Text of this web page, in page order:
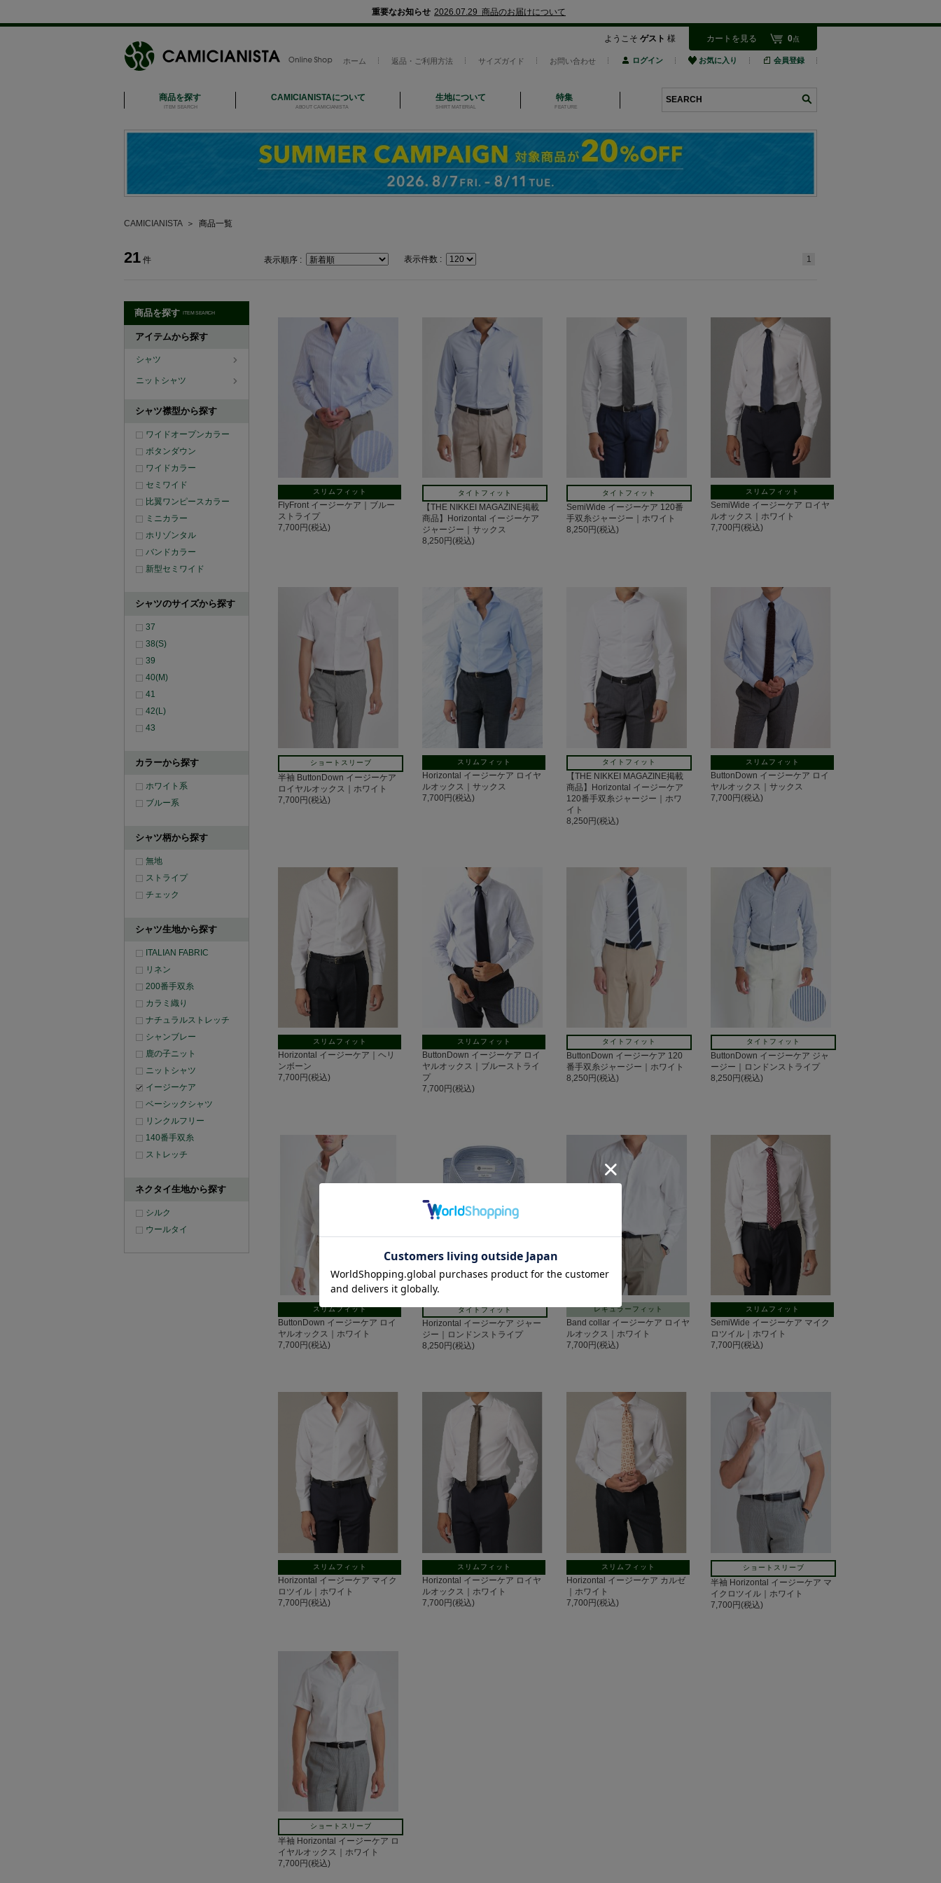
重要なお知らせ 2026.07.29 商品のお届けについて
ようこそ ゲスト 様 カートを見る 0点
ホーム 返品・ご利用方法 サイズガイド お問い合わせ ログイン お気に入り 会員登録
商品を探す
ITEM SEARCH
CAMICIANISTAについて
ABOUT CAMICIANISTA
生地について
SHIRT MATERIAL
特集
FEATURE
CAMICIANISTA＞ 商品一覧
21 件 表示順序 : 表示件数 : 1
商品を探す ITEM SEARCH
アイテムから探す
シャツ
ニットシャツ
シャツ襟型から探す
ワイドオープンカラー
ボタンダウン
ワイドカラー
セミワイド
比翼ワンピースカラー
ミニカラー
ホリゾンタル
バンドカラー
新型セミワイド
シャツのサイズから探す
37
38(S)
39
40(M)
41
42(L)
43
カラーから探す
ホワイト系
ブルー系
シャツ柄から探す
無地
ストライプ
チェック
シャツ生地から探す
ITALIAN FABRIC
リネン
200番手双糸
カラミ織り
ナチュラルストレッチ
シャンブレー
鹿の子ニット
ニットシャツ
イージーケア
ベーシックシャツ
リンクルフリー
140番手双糸
ストレッチ
ネクタイ生地から探す
シルク
ウールタイ
スリムフィット
FlyFront イージーケア｜ブルー
ストライプ
7,700円(税込)
タイトフィット
【THE NIKKEI MAGAZINE掲載
商品】Horizontal イージーケア
ジャージー｜サックス
8,250円(税込)
タイトフィット
SemiWide イージーケア 120番
手双糸ジャージー｜ホワイト
8,250円(税込)
スリムフィット
SemiWide イージーケア ロイヤ
ルオックス｜ホワイト
7,700円(税込)
ショートスリーブ
半袖 ButtonDown イージーケア
ロイヤルオックス｜ホワイト
7,700円(税込)
スリムフィット
Horizontal イージーケア ロイヤ
ルオックス｜サックス
7,700円(税込)
タイトフィット
【THE NIKKEI MAGAZINE掲載
商品】Horizontal イージーケア
120番手双糸ジャージー｜ホワ
イト
8,250円(税込)
スリムフィット
ButtonDown イージーケア ロイ
ヤルオックス｜サックス
7,700円(税込)
スリムフィット
Horizontal イージーケア｜ヘリ
ンボーン
7,700円(税込)
スリムフィット
ButtonDown イージーケア ロイ
ヤルオックス｜ブルーストライ
プ
7,700円(税込)
タイトフィット
ButtonDown イージーケア 120
番手双糸ジャージー｜ホワイト
8,250円(税込)
タイトフィット
ButtonDown イージーケア ジャ
ージー｜ロンドンストライプ
8,250円(税込)
スリムフィット
ButtonDown イージーケア ロイ
ヤルオックス｜ホワイト
7,700円(税込)
タイトフィット
Horizontal イージーケア ジャー
ジー｜ロンドンストライプ
8,250円(税込)
レギュラーフィット
Band collar イージーケア ロイヤ
ルオックス｜ホワイト
7,700円(税込)
スリムフィット
SemiWide イージーケア マイク
ロツイル｜ホワイト
7,700円(税込)
スリムフィット
Horizontal イージーケア マイク
ロツイル｜ホワイト
7,700円(税込)
スリムフィット
Horizontal イージーケア ロイヤ
ルオックス｜ホワイト
7,700円(税込)
スリムフィット
Horizontal イージーケア カルゼ
｜ホワイト
7,700円(税込)
ショートスリーブ
半袖 Horizontal イージーケア マ
イクロツイル｜ホワイト
7,700円(税込)
ショートスリーブ
半袖 Horizontal イージーケア ロ
イヤルオックス｜ホワイト
7,700円(税込)